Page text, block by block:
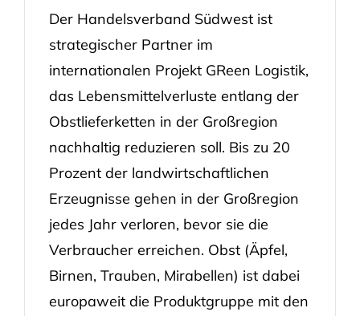
Der Handelsverband Südwest ist
strategischer Partner im
internationalen Projekt GReen Logistik,
das Lebensmittelverluste entlang der
Obstlieferketten in der Großregion
nachhaltig reduzieren soll. Bis zu 20
Prozent der landwirtschaftlichen
Erzeugnisse gehen in der Großregion
jedes Jahr verloren, bevor sie die
Verbraucher erreichen. Obst (Äpfel,
Birnen, Trauben, Mirabellen) ist dabei
europaweit die Produktgruppe mit den